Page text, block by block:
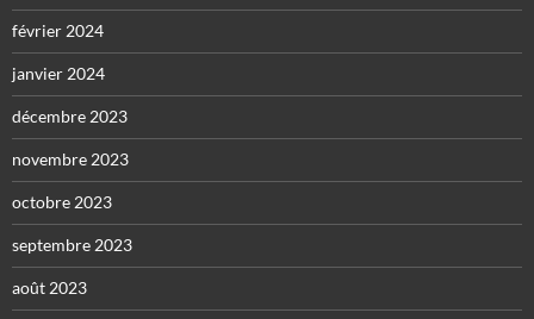
février 2024
janvier 2024
décembre 2023
novembre 2023
octobre 2023
septembre 2023
août 2023